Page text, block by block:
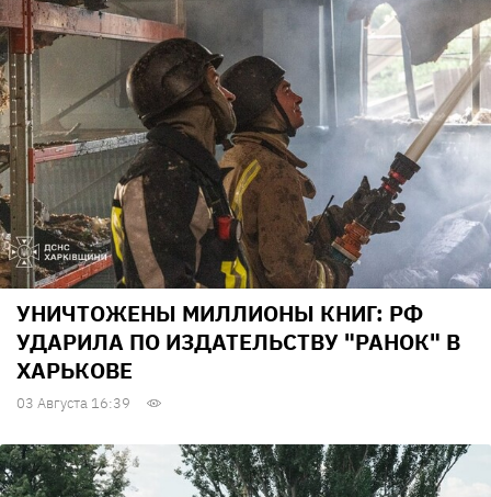
УНИЧТОЖЕНЫ МИЛЛИОНЫ КНИГ: РФ
УДАРИЛА ПО ИЗДАТЕЛЬСТВУ "РАНОК" В
ХАРЬКОВЕ
03 Августа 16:39